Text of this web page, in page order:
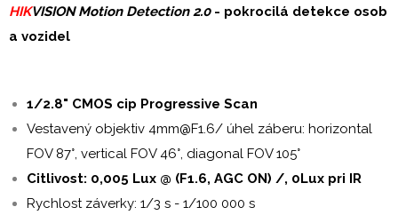
HIKVISION Motion Detection 2.0 - pokrocilá detekce osob
a vozidel
1/2.8" CMOS cip Progressive Scan
Vestavený objektiv 4mm@F1.6/ úhel záberu: horizontal
FOV 87°, vertical FOV 46°, diagonal FOV 105°
Citlivost: 0,005 Lux @ (F1.6, AGC ON) /, 0Lux pri IR
Rychlost záverky: 1/3 s - 1/100 000 s